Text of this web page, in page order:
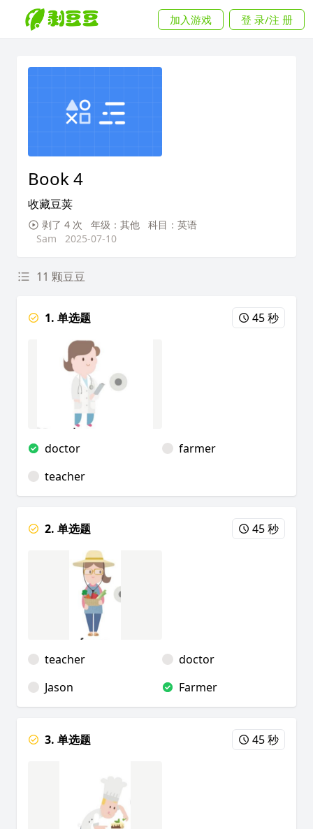
加入游戏 登 录/注 册
Book 4
收藏豆荚
剥了 4 次 年级：其他
科目：英语
Sam
2025-07-10
11 颗豆豆
1. 单选题 45 秒
doctor
farmer
teacher
2. 单选题 45 秒
teacher
doctor
Jason
Farmer
3. 单选题 45 秒